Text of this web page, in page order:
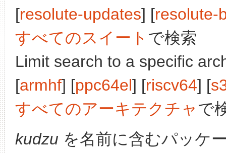
[resolute-updates] [resolute-
すべてのスイート で検索
Limit search to a specific
[armhf] [ppc64el] [riscv64] [
すべてのアーキテクチャで
kudzu を名前に含むパッケ